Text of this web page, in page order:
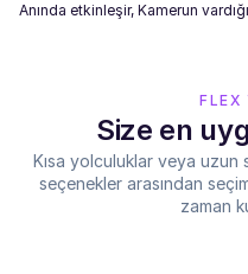
Anında etkinleşir, Kamerun
FLEX
Size en
Kısa yolculuklar veya uzun
seçenekler arasından
zaman